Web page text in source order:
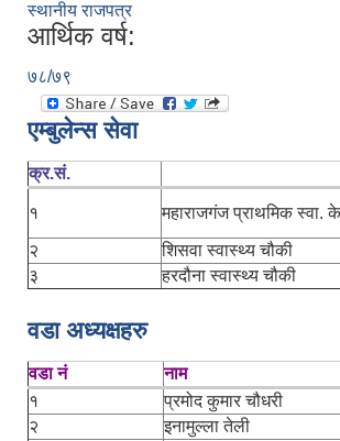
स्थानीय राजपत्र
आर्थिक वर्ष:
७८/७९
एम्बुलेन्स सेवा
क्र.सं.
१ महाराजगंज प्राथमिक स्वा.
२
शिसवा स्वास्थ्य चौकी
३
हरदौना स्वास्थ्य चौकी
वडा अध्यक्षहरु
वडा नं नाम
१
प्रमोद कुमार चौधरी
२
इनामुल्ला तेली